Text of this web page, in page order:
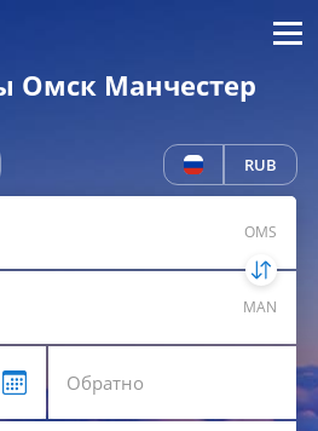
Меню
Омск Манчестер
RUB
OMS
MAN